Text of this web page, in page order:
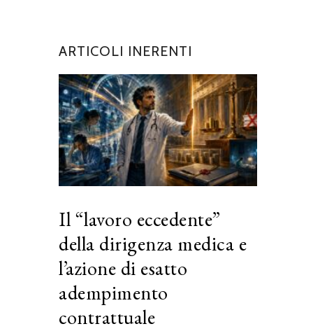
ARTICOLI INERENTI
Il “lavoro eccedente”
della dirigenza medica e
l’azione di esatto
adempimento
contrattuale